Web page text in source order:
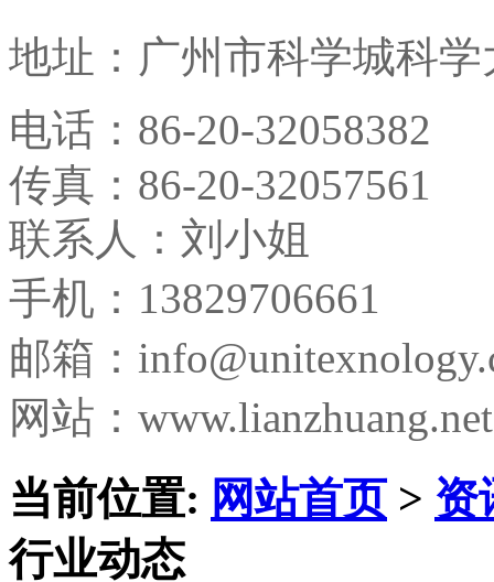
地址： 广州市科学城科
电话： 86-20-32058382
传真： 86-20-32057561
联系人：刘小姐
手机：13829706661
邮箱：
网站：www.lianzhuang.net
当前位置: 网站首页> 资
行业动态